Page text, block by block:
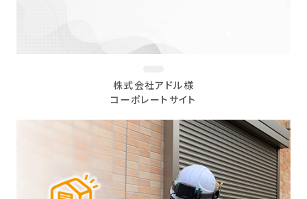
株式会社アドル様
コーポレートサイト